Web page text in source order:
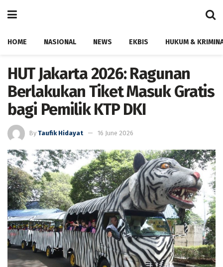
HOME NASIONAL NEWS EKBIS HUKUM &
HUT Jakarta 2026: Ragunan
Berlakukan Tiket Masuk Gratis
bagi Pemilik KTP DKI
By Taufik Hidayat 16 June 2026